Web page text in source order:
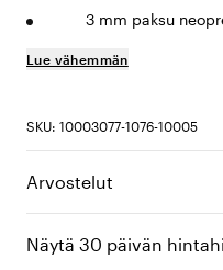
3 mm paksu
Lue vähemmän
SKU: 10003077-1076-10005
Arvostelut
Näytä 30 päivän